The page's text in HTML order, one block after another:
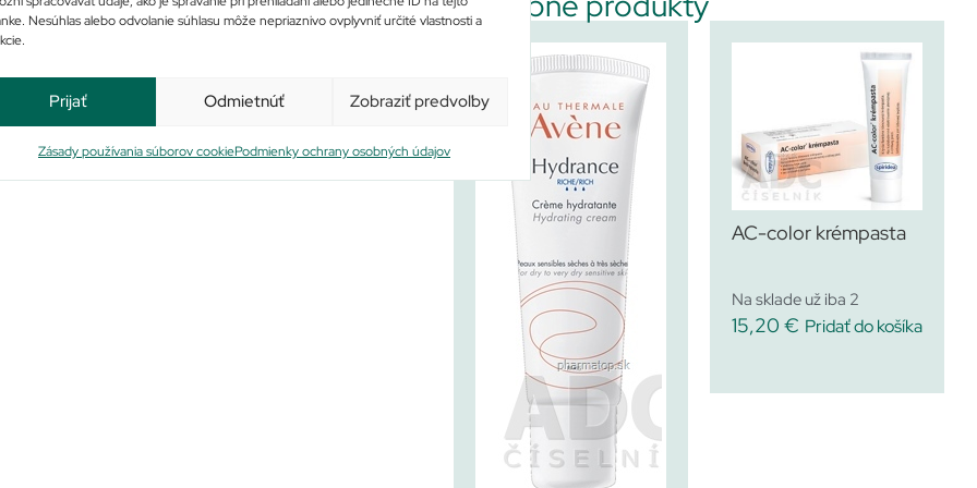
Nesúhlas alebo odvolanie súhlasu môže nepriaznivo ovplyvniť určité vlastnosti a
Prijať Odmietnúť Zobraziť predvoľby
Zásady používania súborov cookiePodmienky ochrany osobných údajov
AC-color krémpasta
Na sklade už iba 2
15,20 € Pridať do košíka